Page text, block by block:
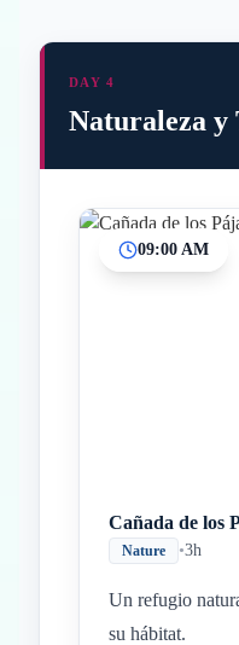
DAY 4
Naturaleza y
09:00 AM
Cañada de los
Nature •3h
Un refugio
su hábitat.